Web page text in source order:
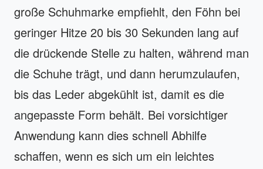
große Schuhmarke empfiehlt, den Föhn bei
geringer Hitze 20 bis 30 Sekunden lang auf
die drückende Stelle zu halten, während man
die Schuhe trägt, und dann herumzulaufen,
bis das Leder abgekühlt ist, damit es die
angepasste Form behält. Bei vorsichtiger
Anwendung kann dies schnell Abhilfe
schaffen, wenn es sich um ein leichtes